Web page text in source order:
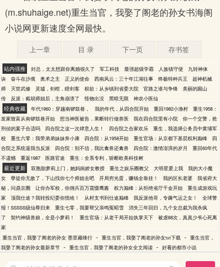
(m.shuhaige.net)重生当官，我娶了阁老的孙女书海阁
小说网更新速度全网最快。
上一章 目 录 下一页 存书签
站内强推 封总，太太想跟你离婚很久了 军工科技 最强超级学霸 人族镇守使
九转神体
诀
奋斗在沙俄 奥术之主 正义的使命 西南风云：三十年江湖往事 终极特种兵王
超神机械
师
灭世武修 灵墟，剑棺，瞎剑客 权欲：从乡镇到省委大院 官路之谁与争锋
美丽的圌山
传
反派：截胡师姐后，主角崩溃了 怪物出没 黑暗无限 神农小医仙
经典收藏 年代1960：穿越南锣鼓巷， 我的年代，从四合院开始 重回1982小渔村
重生1958：
发家致富从南锣鼓巷开始
想当神医被告，果断转行做兽医 我在四合院里有小院
你一个交警，抢
刑侦的案子合适吗
四合院之这一次肆意人生！ 四合院之合家欢乐
重生，我选择公务员中黄埔军
校
重生六零：我带弟弟妹妹奔小康 四合院：从1958开始 重生官场：从京都下基层权利巅峰
四
合院之系统逼我当反派
四合院：别不信，我比禽兽还禽兽 四合院：激情澎湃的岁月
重回60年代
不遗憾
重返1987 医路官途 重生：全系专利，斩断欧美科技树
最近更新 双胞胎萝莉上门，她妈病娇女教授 重生之娱乐圈教父 大明星爱上我
我的大小魔
女
孽徒你无敌了，下山找你七个师姐去吧 开局穷光蛋，赚钱全靠挂！ 我的区长老婆
我省府大
秘，问鼎京圈
让你办军校，你佣兵百万震慑鹰酱 权力巅峰：从拒绝省厅千金开始
重生成游戏玩
家
顶我仕途？我转投纪委你慌啥！ 从村支书到仕途巅峰 我反派他哥，专薅气运之女！
全球警
报！SSSSS级仙尊归来
重生七零，我要帮父亲鸣冤昭雪
消失三年回归，九个女总裁为我杀疯
了
契约神级兽娘，全是小萝莉！ 重生官场：从老干局开始执掌天下
被虐88次，真真少爷心死离
家
重生当官，我娶了阁老的孙女 墨里藏锋行 - 重生当官，我娶了阁老的孙女txt下载 - 重生当官，
我娶了阁老的孙女最新章节 - 重生当官，我娶了阁老的孙女全文阅读 - 好看的都市小说